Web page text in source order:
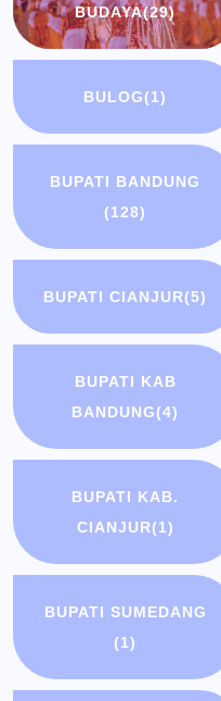
BUDAYA(29)
BULOG(1)
BUPATI BANDUNG
(128)
BUPATI CIANJUR(5)
BUPATI KAB
BANDUNG(4)
BUPATI KAB.
CIANJUR(1)
BUPATI SUMEDANG
(1)